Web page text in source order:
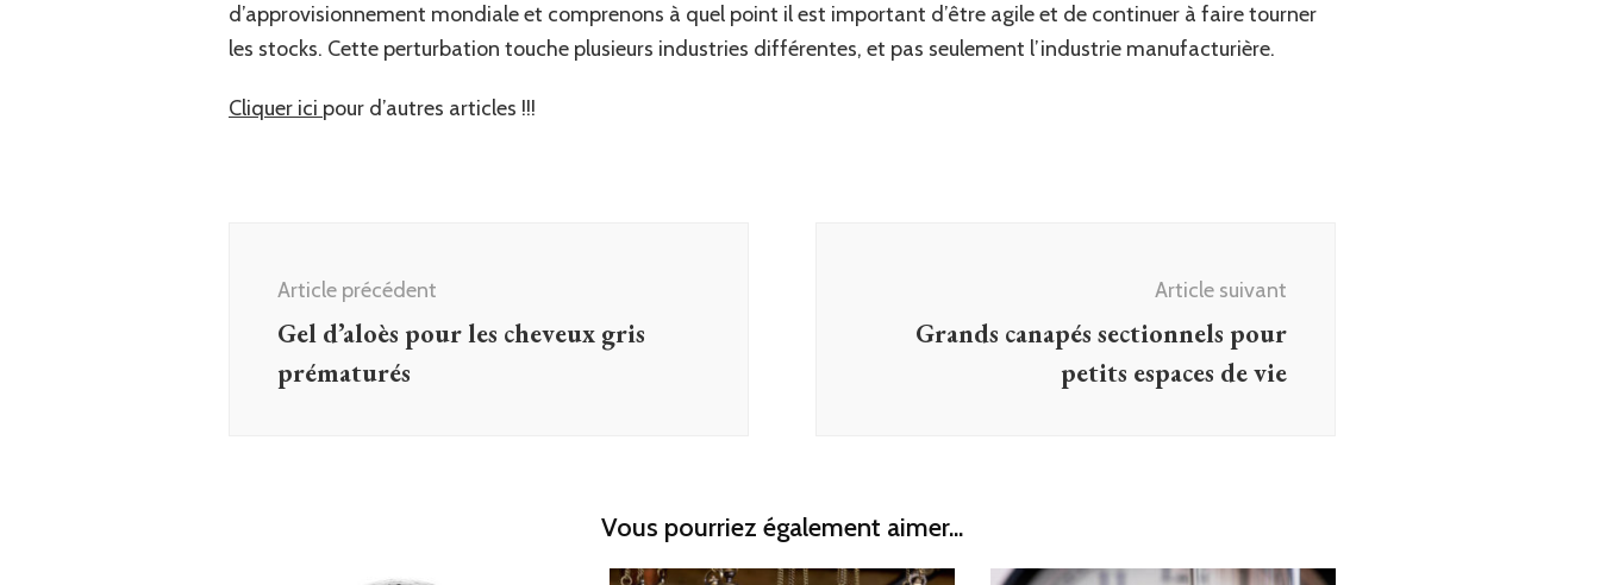
d’approvisionnement mondiale et comprenons à quel point il est important d’être agile et de continuer à faire tourner
les stocks. Cette perturbation touche plusieurs industries différentes, et pas seulement l’industrie manufacturière.
Cliquer ici pour d’autres articles !!!
d'article
Article précédent
Gel d’aloès pour les cheveux gris
prématurés
Article suivant
Grands canapés sectionnels pour
petits espaces de vie
Vous pourriez également aimer...